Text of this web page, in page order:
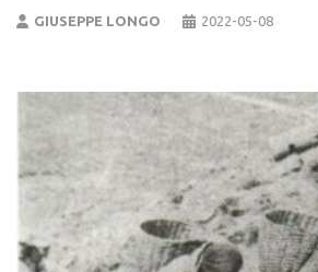
GIUSEPPE LONGO 2022-05-08